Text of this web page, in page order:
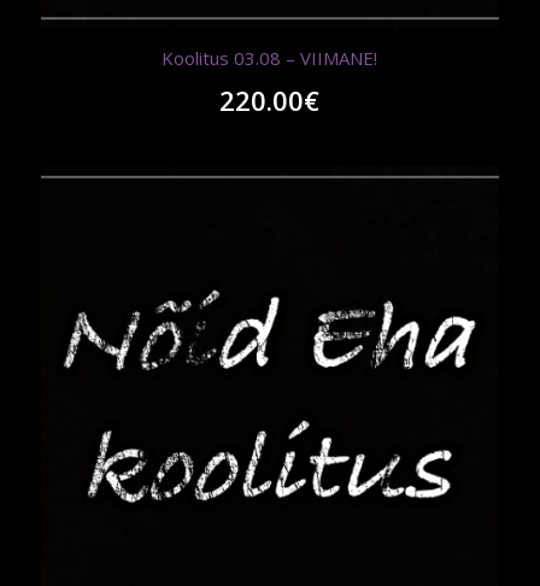
Koolitus 03.08 – VIIMANE!
220.00€